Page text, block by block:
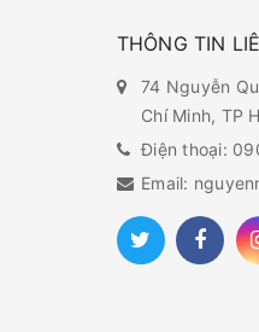
THÔNG TIN
74 Nguyễn
Chí Minh, TP
Điện thoại:
Email: